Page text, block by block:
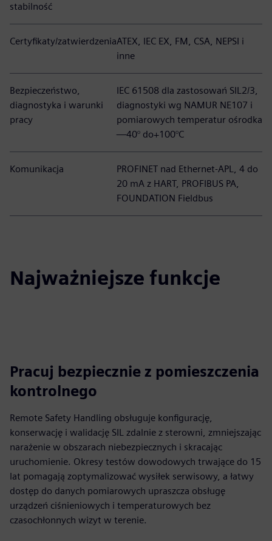
stabilność
Certyfikaty/zatwierdzeniaATEX, IEC EX, FM, CSA, NEPSI i
inne
Bezpieczeństwo,
diagnostyka i warunki
pracy
IEC 61508 dla zastosowań SIL2/3,
diagnostyki wg NAMUR NE107 i
pomiarowych temperatur ośrodka
—40° do+100°C
Komunikacja
PROFINET nad Ethernet-APL, 4 do
20 mA z HART, PROFIBUS PA,
FOUNDATION Fieldbus
Najważniejsze funkcje
Pracuj bezpiecznie z pomieszczenia
kontrolnego
Remote Safety Handling obsługuje konfigurację,
konserwację i walidację SIL zdalnie z sterowni, zmniejszając
narażenie w obszarach niebezpiecznych i skracając
uruchomienie. Okresy testów dowodowych trwające do 15
lat pomagają zoptymalizować wysiłek serwisowy, a łatwy
dostęp do danych pomiarowych upraszcza obsługę
urządzeń ciśnieniowych i temperaturowych bez
czasochłonnych wizyt w terenie.